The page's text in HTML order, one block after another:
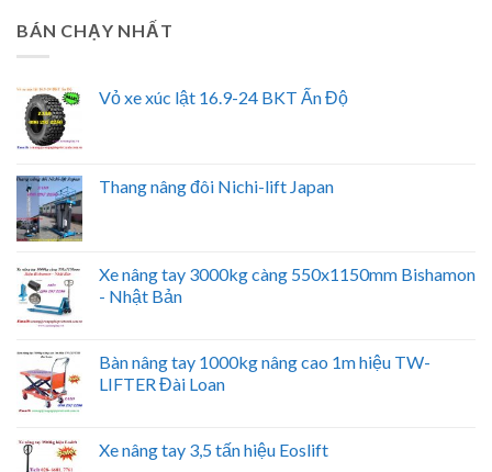
BÁN CHẠY NHẤT
Vỏ xe xúc lật 16.9-24 BKT Ấn Độ
Thang nâng đôi Nichi-lift Japan
Xe nâng tay 3000kg càng 550x1150mm Bishamon
- Nhật Bản
Bàn nâng tay 1000kg nâng cao 1m hiệu TW-
LIFTER Đài Loan
Xe nâng tay 3,5 tấn hiệu Eoslift